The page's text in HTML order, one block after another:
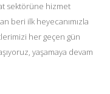
sektörüne hizmet
beri ilk heyecanımızla
her geçen gün
yaşamaya devam